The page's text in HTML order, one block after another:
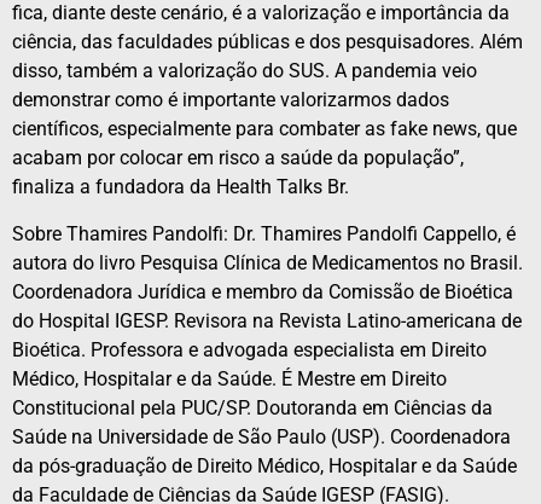
fica, diante deste cenário, é a valorização e importância da
ciência, das faculdades públicas e dos pesquisadores. Além
disso, também a valorização do SUS. A pandemia veio
demonstrar como é importante valorizarmos dados
científicos, especialmente para combater as fake news, que
acabam por colocar em risco a saúde da população”,
finaliza a fundadora da Health Talks Br.
Sobre Thamires Pandolfi: Dr. Thamires Pandolfi Cappello, é
autora do livro Pesquisa Clínica de Medicamentos no Brasil.
Coordenadora Jurídica e membro da Comissão de Bioética
do Hospital IGESP. Revisora na Revista Latino-americana de
Bioética. Professora e advogada especialista em Direito
Médico, Hospitalar e da Saúde. É Mestre em Direito
Constitucional pela PUC/SP. Doutoranda em Ciências da
Saúde na Universidade de São Paulo (USP). Coordenadora
da pós-graduação de Direito Médico, Hospitalar e da Saúde
da Faculdade de Ciências da Saúde IGESP (FASIG).